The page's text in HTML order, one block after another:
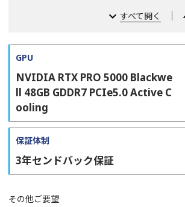
expand_more すべて開く
GPU
NVIDIA RTX PRO 5000 Blackwe
ll 48GB GDDR7 PCIe5.0 Active C
ooling
保証体制
3年センドバック保証
その他ご要望